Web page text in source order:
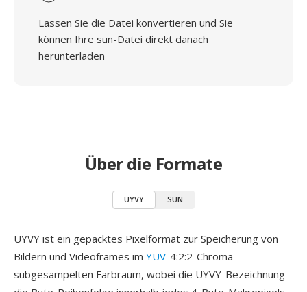
Lassen Sie die Datei konvertieren und Sie
können Ihre sun-Datei direkt danach
herunterladen
Über die Formate
UYVY SUN
UYVY ist ein gepacktes Pixelformat zur Speicherung von
Bildern und Videoframes im YUV-4:2:2-Chroma-
subgesampelten Farbraum, wobei die UYVY-Bezeichnung